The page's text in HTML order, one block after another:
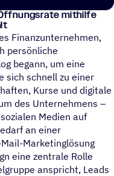
mithilfe
Finanzunternehmen,
persönliche
begann, um eine
sich schnell zu einer
Kurse und digitale
des Unternehmens –
Medien auf
an einer
Marketinglösung
eine zentrale Rolle
anspricht, Leads